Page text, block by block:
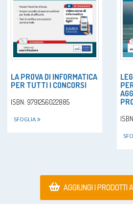
LA PROVA DI INFORMATICA
PER TUTTI I CONCORSI
ISBN: 9791256022885
SFOGLIA
AGGIUNGI I PRODOTTI